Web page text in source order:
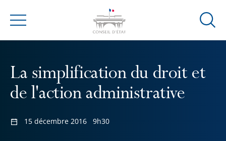
Menu
Ouvrir
La simplification du droit et
de l'action administrative
15 décembre 2016 9h30